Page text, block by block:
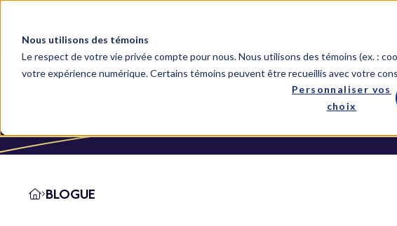
Nous utilisons des témoins
Le respect de votre vie privée compte pour nous. Nous utilisons des témoins (ex. :
votre expérience numérique. Certains témoins peuvent être recueillis avec votre
Personnaliser vos
choix
BLOGUE